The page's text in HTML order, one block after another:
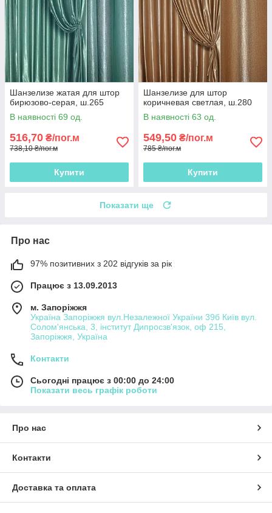
Шанзелизе жатая для штор
бирюзово-серая, ш.265
В наявності 69 од.
516,70 ₴/пог.м
738,10 ₴/пог.м
Купити
Шанзелизе для штор
коричневая светлая, ш.280
В наявності 63 од.
549,50 ₴/пог.м
785 ₴/пог.м
Купити
Показати ще
Про нас
97% позитивних з 202 відгуків за рік
Працює з 13.09.2013
м. Запоріжжя
Україна Запоріжжя вул.Незалежної України 39б Київ вул.
Солом'янська, 3, інститут Дипросзв'язок, оф 215,
Запоріжжя, Україна
Контакти
Сьогодні працює з 00:00 до 24:00
Показати весь графік роботи
Про нас
Контакти
Доставка та оплата